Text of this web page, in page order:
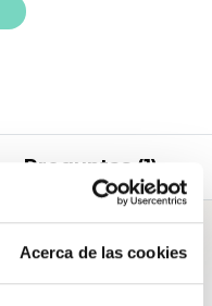
Acerca de las cookies
Preguntas (1)